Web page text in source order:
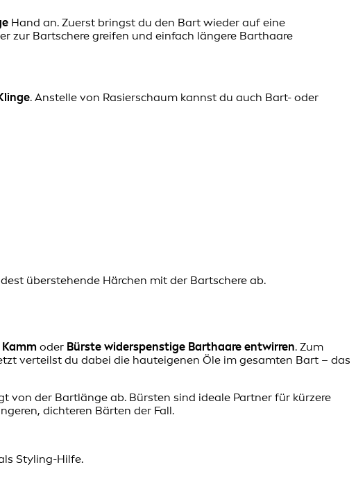
Hand an. Zuerst bringst du den Bart wieder auf eine
zur Bartschere greifen und einfach längere Barthaare
. Anstelle von Rasierschaum kannst du auch Bart- oder
überstehende Härchen mit der Bartschere ab.
Kamm oder Bürste widerspenstige Barthaare entwirren. Zum
verteilst du dabei die hauteigenen Öle im gesamten Bart – das
von der Bartlänge ab. Bürsten sind ideale Partner für kürzere
dichteren Bärten der Fall.
Styling-Hilfe.